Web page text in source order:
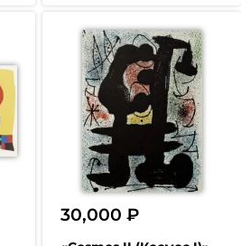
30,000₽